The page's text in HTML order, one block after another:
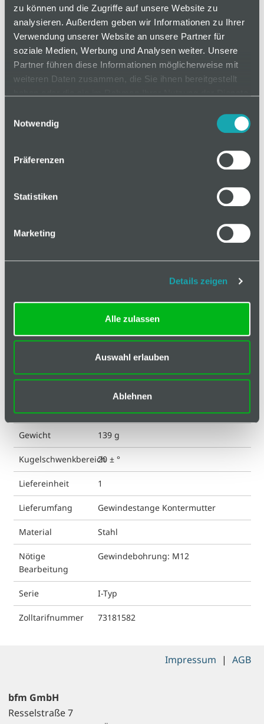
zu können und die Zugriffe auf unsere Website zu
analysieren. Außerdem geben wir Informationen zu Ihrer
Verwendung unserer Website an unsere Partner für
soziale Medien, Werbung und Analysen weiter. Unsere
Partner führen diese Informationen möglicherweise mit
weiteren Daten zusammen, die Sie ihnen bereitgestellt
Notwendig
Präferenzen
Statistiken
Marketing
Details zeigen
Alle zulassen
Auswahl erlauben
Ablehnen
auf Anfrage
Mindestbestellmenge: 1
Kugelkopf
15 mm
ja
Farbe silberfarbig
Gewicht 139 g
Kugelschwenkbereich20 ± °
Liefereinheit 1
Lieferumfang Gewindestange Kontermutter
Material Stahl
Nötige
Bearbeitung
Gewindebohrung: M12
Serie I-Typ
Zolltarifnummer 73181582
bfm GmbH
Resselstraße 7
Impressum | AGB